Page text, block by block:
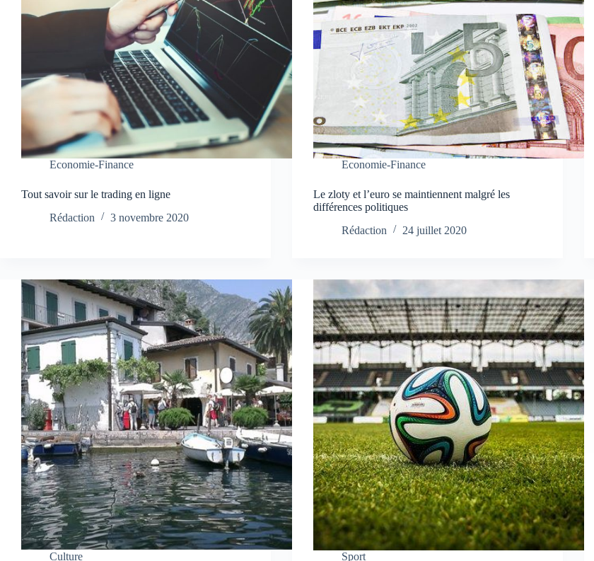
Economie-Finance
Tout savoir sur le trading en ligne
Rédaction
3 novembre 2020
Economie-Finance
Le zloty et l’euro se maintiennent malgré les
différences politiques
Rédaction
24 juillet 2020
Culture Sport